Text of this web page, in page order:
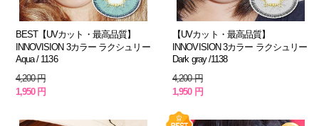
BEST【UVカット・最高品質】
INNOVISION 3カラー ラクシュリー
Aqua / 1136
4,200 円
1,950 円
【UVカット・最高品質】
INNOVISION 3カラー ラクシュリー
Dark gray /1138
4,200 円
1,950 円